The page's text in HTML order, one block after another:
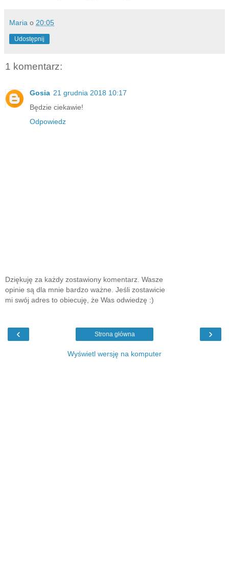
Maria o 20:05
Udostępnij
1 komentarz:
Gosia 21 grudnia 2018 10:17
Będzie ciekawie!
Odpowiedz
Dziękuję za każdy zostawiony komentarz. Wasze
opinie są dla mnie bardzo ważne. Jeśli zostawicie
mi swój adres to obiecuję, że Was odwiedzę :)
‹ ›
Strona główna
Wyświetl wersję na komputer